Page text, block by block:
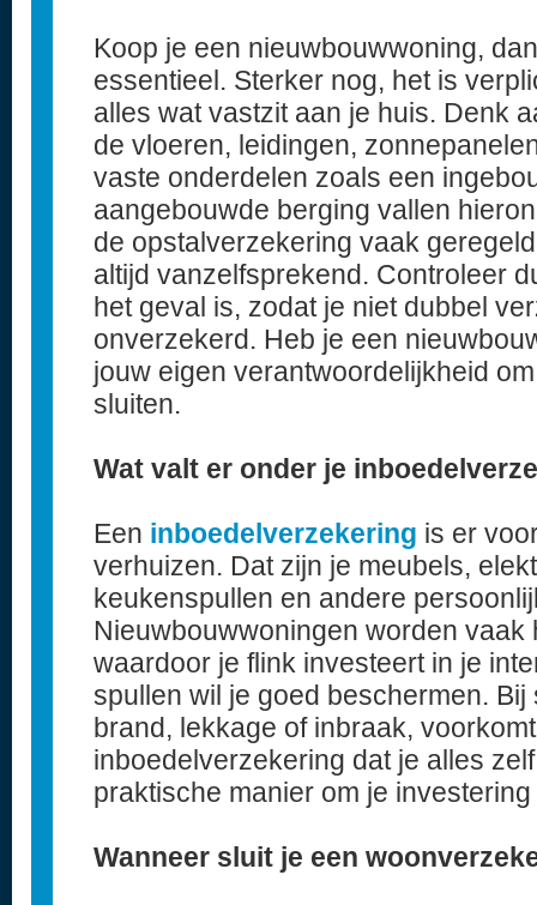
Koop je een nieuwbouwwoning,
essentieel. Sterker nog, het is
alles wat vastzit aan je huis. Denk
de vloeren, leidingen,
vaste onderdelen zoals een
aangebouwde berging vallen
de opstalverzekering vaak
altijd vanzelfsprekend. Controleer
het geval is, zodat je niet dubbel
onverzekerd. Heb je een
jouw eigen verantwoordelijkheid
sluiten.
Wat valt er onder je
Een inboedelverzekering is er
verhuizen. Dat zijn je meubels,
keukenspullen en andere
Nieuwbouwwoningen worden
waardoor je flink investeert in je
spullen wil je goed beschermen.
brand, lekkage of inbraak,
inboedelverzekering dat je alles
praktische manier om je
Wanneer sluit je een